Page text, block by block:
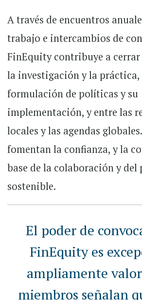
A través de encuentros
trabajo e intercambios de
FinEquity contribuye a cerrar
la investigación y la práctica,
formulación de políticas y su
implementación, y entre las
locales y las agendas
fomentan la confianza, y la
base de la colaboración y del
sostenible.
El poder de
FinEquity es
ampliamente
miembros señalan